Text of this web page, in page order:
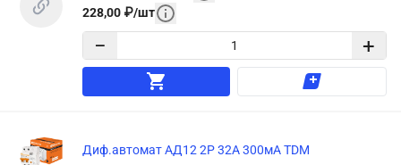
228,00 ₽/шт
− +
Диф.автомат АД12 2Р 32А 300мА TDM